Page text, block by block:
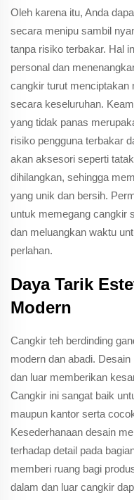
Oleh karena itu, Anda
secara menipu sambil
tanpa risiko terbakar. Hal
personal dan
cangkir turut menciptakan
secara keseluruhan.
yang tidak panas
risiko pengguna terbakar
akan aksesori seperti
dihilangkan, sehingga
yang unik dan bersih.
untuk memegang cangkir
dan meluangkan waktu
perlahan.
Daya Tarik
Modern
Cangkir teh berdinding
modern dan abadi.
dan luar memberikan
Cangkir ini sangat baik
maupun kantor serta
Kesederhanaan desain
terhadap detail pada
memberi ruang bagi
dalam dan luar cangkir